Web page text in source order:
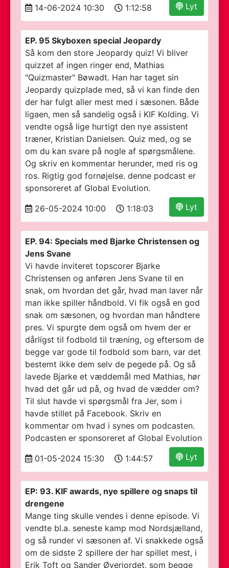
Lyt
14-06-2024 10:30 1:12:58
EP. 95 Skyboxen special Jeopardy
Så kom den store Jeopardy quiz! Vi bliver
quizzet af ingen ringer end, Mathias
"Quizmaster" Bøwadt. Han har taget sin
Jeopardy quizplade med, så vi kan finde den
der har fulgt aller mest med i sæsonen. Både
ligaen, men så sandelig også i KIF Kolding. Vi
vendte også lige hurtigt den nye assistent
træner, Kristian Danielsen. Quiz med, og se
om du kan svare på nogle af spørgsmålene.
Og skriv en kommentar herunder, med ris og
ros. Rigtig god fornøjelse. denne podcast er
sponsoreret af Global Evolution.
Lyt
26-05-2024 10:00 1:18:03
EP. 94: Specials med Bjarke Christensen og
Jens Svane
Vi havde inviteret topscorer Bjarke
Christensen og anføren Jens Svane til en
snak, om hvordan det går, hvad man laver når
man ikke spiller håndbold. Vi fik også en god
snak om sæsonen, og hvordan man håndtere
pres. Vi spurgte dem også om hvem der er
dårligst til fodbold til træning, og eftersom de
begge var gode til fodbold som barn, var det
bestemt ikke dem selv de pegede på. Og så
lavede Bjarke et væddemål med Mathias, hør
hvad det går ud på, og hvad de vædder om?
Til slut havde vi spørgsmål fra Jer, som i
havde stillet på Facebook. Skriv en
kommentar om hvad i synes om podcasten.
Podcasten er sponsoreret af Global Evolution
Lyt
01-05-2024 15:30 1:44:57
EP: 93. KIF awards, nye spillere og snaps til
drengene
Mange ting skulle vendes i denne episode. Vi
vendte bl.a. seneste kamp mod Nordsjælland,
og så runder vi sæsonen af. Vi snakkede også
om de sidste 2 spillere der har spillet mest, i
Erik Toft og Sander Øverjordet, som begge